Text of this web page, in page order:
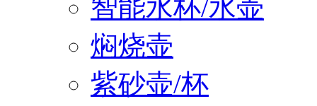
智能水杯/水壶
焖烧壶
紫砂壶/杯